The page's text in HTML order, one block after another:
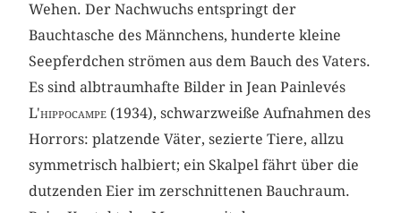
Wehen. Der Nachwuchs entspringt der
Bauchtasche des Männchens, hunderte kleine
Seepferdchen strömen aus dem Bauch des Vaters.
Es sind albtraumhafte Bilder in Jean Painlevés
L'hippocampe (1934), schwarzweiße Aufnahmen des
Horrors: platzende Väter, sezierte Tiere, allzu
symmetrisch halbiert; ein Skalpel fährt über die
dutzenden Eier im zerschnittenen Bauchraum.